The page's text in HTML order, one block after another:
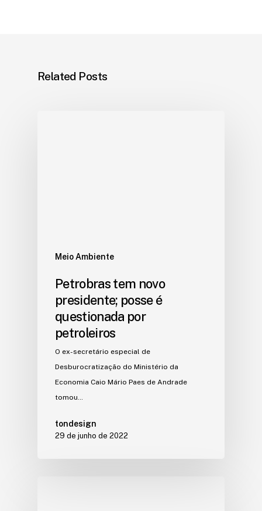
Related Posts
Meio Ambiente
Petrobras tem novo
presidente; posse é
questionada por
petroleiros
O ex-secretário especial de
Desburocratização do Ministério da
Economia Caio Mário Paes de Andrade
tomou…
tondesign
29 de junho de 2022